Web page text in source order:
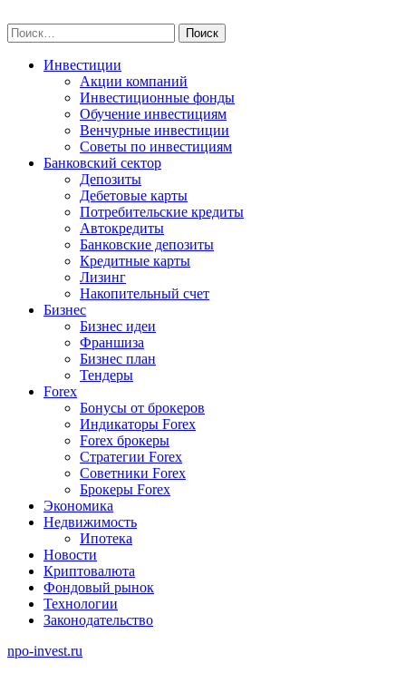
to
content
Найти:
Инвестиции
Акции компаний
Инвестиционные фонды
Обучение инвестициям
Венчурные инвестиции
Советы по инвестициям
Банковский сектор
Депозиты
Дебетовые карты
Потребительские кредиты
Автокредиты
Банковские депозиты
Кредитные карты
Лизинг
Накопительный счет
Бизнес
Бизнес идеи
Франшиза
Бизнес план
Тендеры
Forex
Бонусы от брокеров
Индикаторы Forex
Forex брокеры
Стратегии Forex
Советники Forex
Брокеры Forex
Экономика
Недвижимость
Ипотека
Новости
Криптовалюта
Фондовый рынок
Технологии
Законодательство
npo-invest.ru